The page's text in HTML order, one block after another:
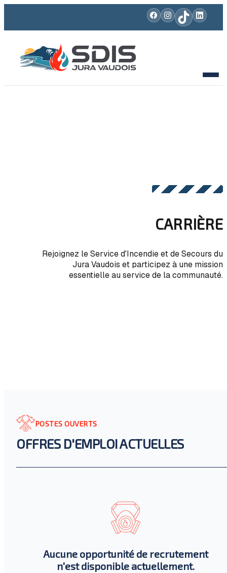
CARRIÈRE
Rejoignez le Service d'Incendie et de Secours du
Jura Vaudois et participez à une mission
essentielle au service de la communauté.
POSTES OUVERTS
OFFRES D'EMPLOI ACTUELLES
Aucune opportunité de recrutement
n'est disponible actuellement.